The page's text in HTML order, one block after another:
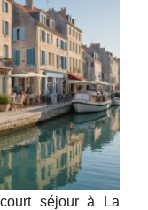
séjour à La